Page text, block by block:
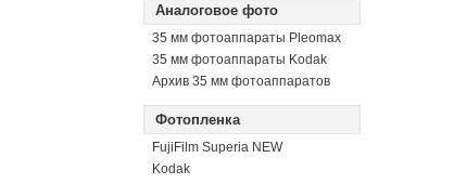
Аналоговое фото
35 мм фотоаппараты Pleomax
35 мм фотоаппараты Kodak
Архив 35 мм фотоаппаратов
Фотопленка
FujiFilm Superia NEW
Kodak